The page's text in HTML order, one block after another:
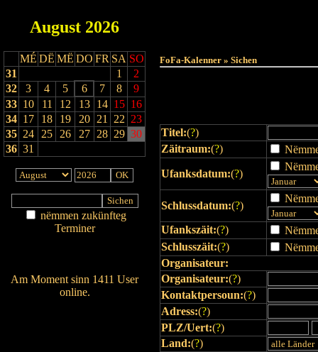
August 2026
MÉ DË MË DO FR SA SO
31
1
2
32
3 4 5 6 7 8
9
33 10 11 12 13 14 15 16
34 17 18 19 20 21 22 23
35 24 25 26 27 28 29 30
36 31
nëmmen zukünfteg
Terminer
Am Moment sinn 1411 User
online.
FoFa-Kalenner » Sichen
Titel:(?)
Zäitraum:(?)
Ufanksdatum:(?)
Schlussdatum:(?)
Ufankszäit:(?)
Schlusszäit:(?)
Organisateur:
Organisateur:(?)
Kontaktpersoun:(?)
Adress:(?)
PLZ/Uert:(?)
Land:(?)